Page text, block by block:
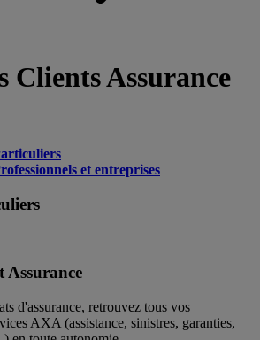
Clients Assurance
et entreprises
Assurance
d'assurance, retrouvez tous vos
AXA (assistance, sinistres, garanties,